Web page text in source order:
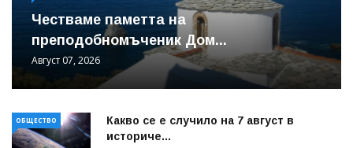
Честваме паметта на
преподобномъченик Дом...
Август 07, 2026
ОБЩЕСТВО
Какво се е случило на 7 август в
историче...